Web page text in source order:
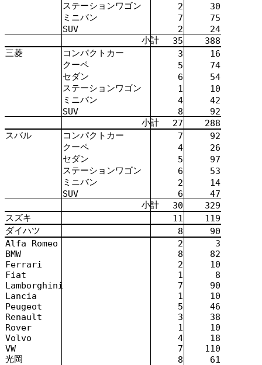
ステーションワゴン
2
30
ミニバン
7
75
SUV
2
24
小計
35
388
三菱
コンパクトカー 3
16
クーペ
5
74
セダン
6
54
ステーションワゴン
1
10
ミニバン
4
42
SUV
8
92
小計
27
288
スバルコンパクトカー 7
92
クーペ
4
26
セダン
5
97
ステーションワゴン
6
53
ミニバン
2
14
SUV
6
47
小計
30
329
スズキ
11
119
ダイハツ
8
90
Alfa Romeo
2
3
BMW
8
82
Ferrari
2
10
Fiat
1
8
Lamborghini
7
90
Lancia
1
10
Peugeot
5
46
Renault
3
38
Rover
1
10
Volvo
4
18
VW
7
110
光岡
8
61